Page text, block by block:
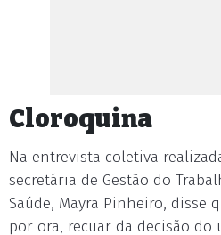
Cloroquina
Na entrevista coletiva
secretária de Gestão do
Saúde, Mayra Pinheiro, disse
por ora, recuar da decisão